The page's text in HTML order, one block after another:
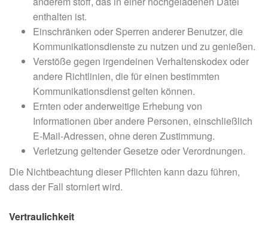
enthalten ist.
Einschränken oder Sperren anderer Benutzer, die
Kommunikationsdienste zu nutzen und zu genießen.
Verstöße gegen irgendeinen Verhaltenskodex oder
andere Richtlinien, die für einen bestimmten
Kommunikationsdienst gelten können.
Ernten oder anderweitige Erhebung von
Informationen über andere Personen, einschließlich
E-Mail-Adressen, ohne deren Zustimmung.
Verletzung geltender Gesetze oder Verordnungen.
Die Nichtbeachtung dieser Pflichten kann dazu führen,
dass der Fall storniert wird.
Vertraulichkeit